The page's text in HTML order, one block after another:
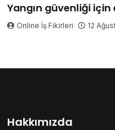
Yangın güvenliği
Online İş Fikirleri 12
Hakkımızda